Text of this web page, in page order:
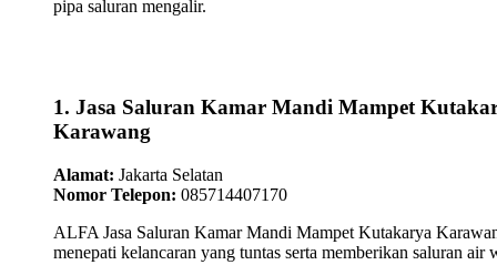
pipa saluran mengalir.
1. Jasa Saluran Kamar Mandi Mampet
Karawang
Alamat: Jakarta Selatan
Nomor Telepon: 085714407170
ALFA Jasa Saluran Kamar Mandi Mampet Kutakarya
menepati kelancaran yang tuntas serta memberikan saluran air